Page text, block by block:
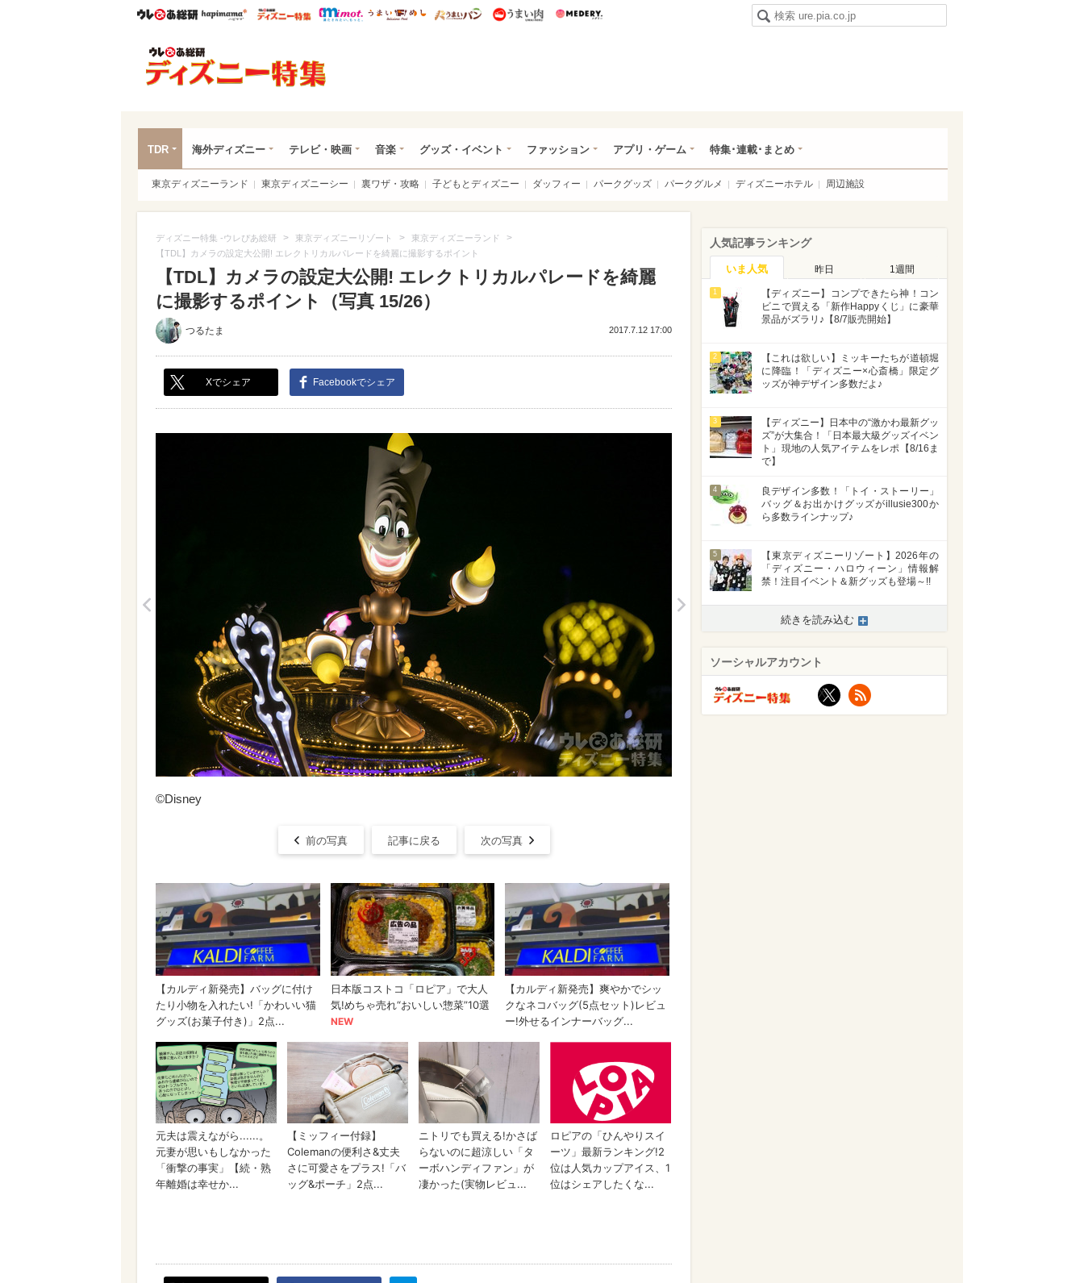
ウレぴあ総研ハピママ* ウレぴあ総研 ディズニー特集
mimot. うまいめし うまいパン うまい肉
TDR 海外ディズニー テレビ・映画 音楽 グッズ・イベント ファッション アプリ・ゲーム 特集･連載･まとめ
東京ディズニーランド 東京ディズニーシー 裏ワザ・攻略 子どもとディズニー ダッフィー パークグッズ パークグルメ ディズニーホテル 周辺施設
ディズニー特集 -ウレぴあ総研 > 東京ディズニーリゾート > 東京ディズニーランド >
【TDL】カメラの設定大公開! エレクトリカルパレードを綺麗に撮影するポイント
【TDL】カメラの設定大公開! エレクトリカルパレードを綺麗
に撮影するポイント（写真 15/26）
つるたま 2017.7.12 17:00
Xでシェア Facebookでシェア
>
©Disney
前の写真 記事に戻る 次の写真
人気記事ランキング
いま人気 昨日 1週間
1
【ディズニー】コンプできたら神！コン
ビニで買える「新作Happyくじ」に豪華
景品がズラリ♪【8/7販売開始】
2
【これは欲しい】ミッキーたちが道頓堀
に降臨！「ディズニー×心斎橋」限定グ
ッズが神デザイン多数だよ♪
3
【ディズニー】日本中の“激かわ最新グッ
ズ”が大集合！「日本最大級グッズイベン
ト」現地の人気アイテムをレポ【8/16ま
で】
4
良デザイン多数！「トイ・ストーリー」
バッグ＆お出かけグッズがillusie300か
ら多数ラインナップ♪
5
【東京ディズニーリゾート】2026年の
「ディズニー・ハロウィーン」情報解
禁！注目イベント＆新グッズも登場～!!
続きを読み込む
ソーシャルアカウント
X